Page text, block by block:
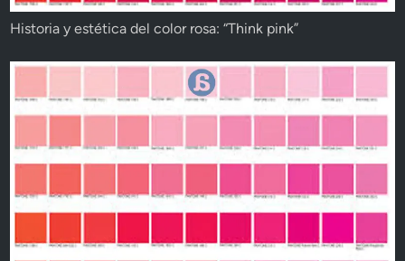
Historia y estética del color rosa: “Think pink”